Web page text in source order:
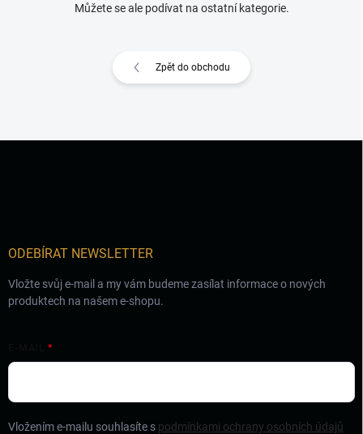
Můžete se ale podívat na ostatní kategorie.
Zpět do obchodu
ODEBÍRAT NEWSLETTER
Vložte svůj e-mail a my vám budeme zasílat informace o nových
produktech na našem e-shopu.
Vložením e-mailu souhlasíte s podmínkami ochrany osobních údajů